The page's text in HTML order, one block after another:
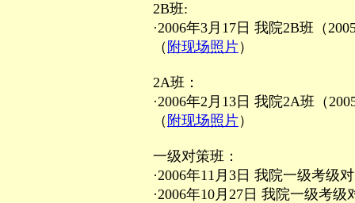
2B班:
·2006年3月17日 我院2B班（
（ 附现场照片）
2A班：
·2006年2月13日 我院2A班（
（ 附现场照片）
一级对策班：
·2006年11月3日 我院一级考级
·2006年10月27日 我院一级考